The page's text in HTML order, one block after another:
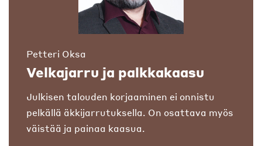
Petteri Oksa
Velkajarru ja palkkakaasu
Julkisen talouden korjaaminen ei onnistu
pelkällä äkkijarrutuksella. On osattava myös
väistää ja painaa kaasua.